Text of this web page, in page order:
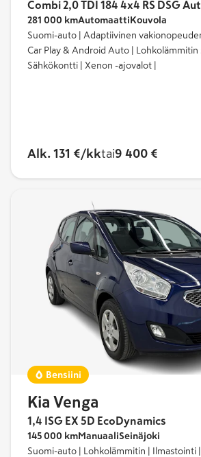
merkkien vaihtoautot, joihin
muassa:
Volkswagen
CUPRA
SEAT
BYD
Dacia
Dodge
Hyundai
Lexus
Combi 2,0 TDI 184 4x4 RS DSG
281 000 kmAutomaattiKouvola
Suomi-auto | Adaptiivinen
Car Play & Android Auto | Lohkolämmitin
Sähkökontti | Xenon -ajovalot |
Alk. 131 €/kktai9 400 €
Bensiini
Kia Venga
1,4 ISG EX 5D EcoDynamics
145 000 km ManuaaliSeinäjoki
Suomi-auto | Lohkolämmitin | Ilmastointi |